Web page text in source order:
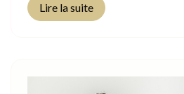
Lire la suite